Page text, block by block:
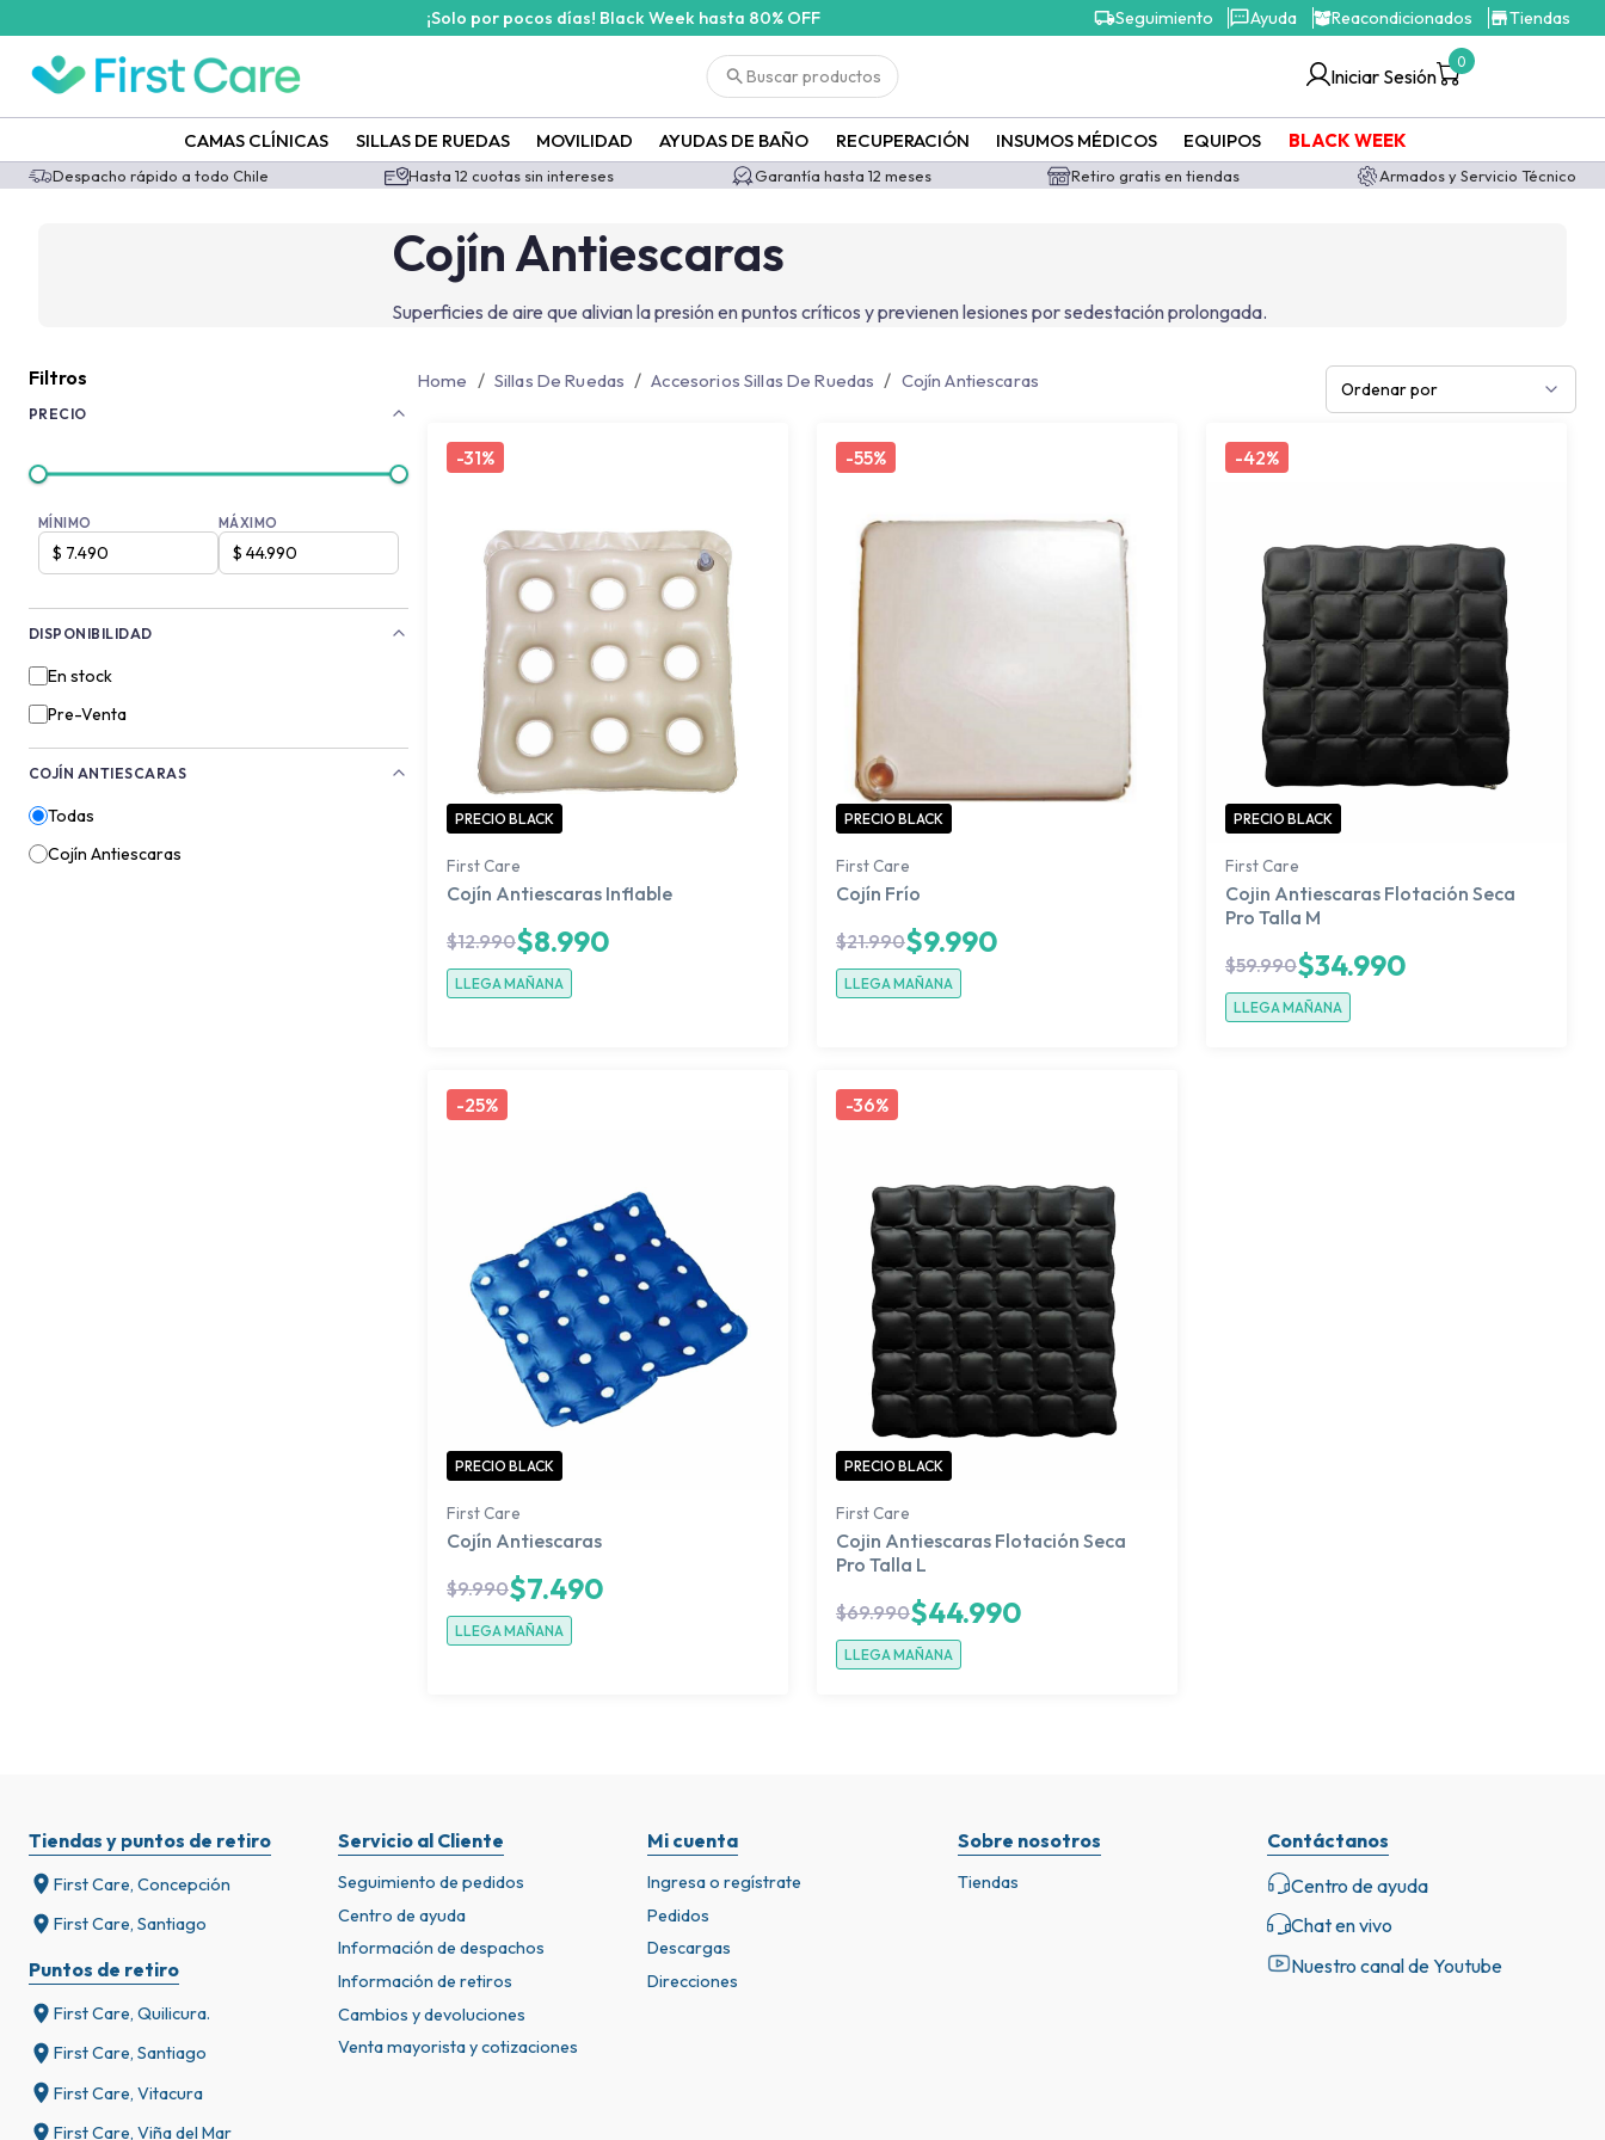
¡Solo por pocos días! Black Week hasta 80% OFF Seguimiento Ayuda Reacondicionados Tiendas
Buscar productos Iniciar Sesión
0
CAMAS CLÍNICAS SILLAS DE RUEDAS MOVILIDAD AYUDAS DE BAÑO RECUPERACIÓN INSUMOS MÉDICOS EQUIPOS BLACK WEEK
Despacho rápido a todo Chile Hasta 12 cuotas sin intereses Garantía hasta 12 meses Retiro gratis en tiendas Armados y Servicio Técnico
Cojín Antiescaras
Superficies de aire que alivian la presión en puntos críticos y previenen lesiones por sedestación prolongada.
Filtros
PRECIO
MÍNIMO MÁXIMO
DISPONIBILIDAD
En stock
Pre-Venta
COJÍN ANTIESCARAS
Todas
Cojín Antiescaras
Home / Sillas De Ruedas / Accesorios Sillas De Ruedas / Cojín Antiescaras Ordenar por
-31%
PRECIO BLACK
First Care
Cojín Antiescaras Inflable
$12.990$8.990
LLEGA MAÑANA
-55%
PRECIO BLACK
First Care
Cojín Frío
$21.990$9.990
LLEGA MAÑANA
-42%
PRECIO BLACK
First Care
Cojin Antiescaras Flotación Seca
Pro Talla M
$59.990$34.990
LLEGA MAÑANA
-25%
PRECIO BLACK
First Care
Cojín Antiescaras
$9.990$7.490
LLEGA MAÑANA
-36%
PRECIO BLACK
First Care
Cojin Antiescaras Flotación Seca
Pro Talla L
$69.990$44.990
LLEGA MAÑANA
Tiendas y puntos de retiro
First Care, Concepción
First Care, Santiago
Puntos de retiro
First Care, Quilicura.
First Care, Santiago
First Care, Vitacura
First Care, Viña del Mar
Servicio al Cliente
Seguimiento de pedidos
Centro de ayuda
Información de despachos
Información de retiros
Cambios y devoluciones
Venta mayorista y cotizaciones
Mi cuenta
Ingresa o regístrate
Pedidos
Descargas
Direcciones
Sobre nosotros
Tiendas
Contáctanos
Centro de ayuda
Chat en vivo
Nuestro canal de Youtube
/categoria-producto/movilidad/accesorios-sillas-de-ruedas/cojin-antiescaras?id=457&id_filter=457